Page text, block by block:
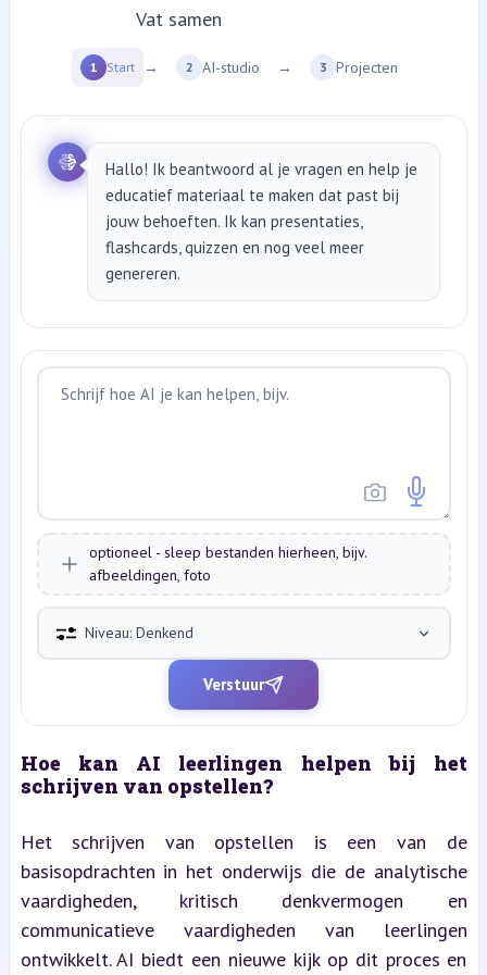
Vat samen
1 Start → 2 AI-studio → 3 Projecten
Hallo! Ik beantwoord al je vragen en help je
educatief materiaal te maken dat past bij
jouw behoeften. Ik kan presentaties,
flashcards, quizzen en nog veel meer
genereren.
optioneel - sleep bestanden hierheen, bijv.
afbeeldingen, foto
Niveau: Denkend
Verstuur
Hoe kan AI leerlingen helpen bij het
schrijven van opstellen?
Het schrijven van opstellen is een van de
basisopdrachten in het onderwijs die de analytische
vaardigheden, kritisch denkvermogen en
communicatieve vaardigheden van leerlingen
ontwikkelt. AI biedt een nieuwe kijk op dit proces en